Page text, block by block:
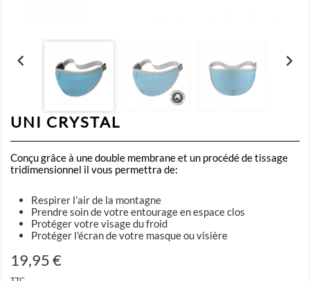
 
UNI CRYSTAL
Conçu grâce à une double membrane et un procédé de tissage
tridimensionnel il vous permettra de:
Respirer l’air de la montagne
Prendre soin de votre entourage en espace clos
Protéger votre visage du froid
Protéger l'écran de votre masque ou visière
19,95 €